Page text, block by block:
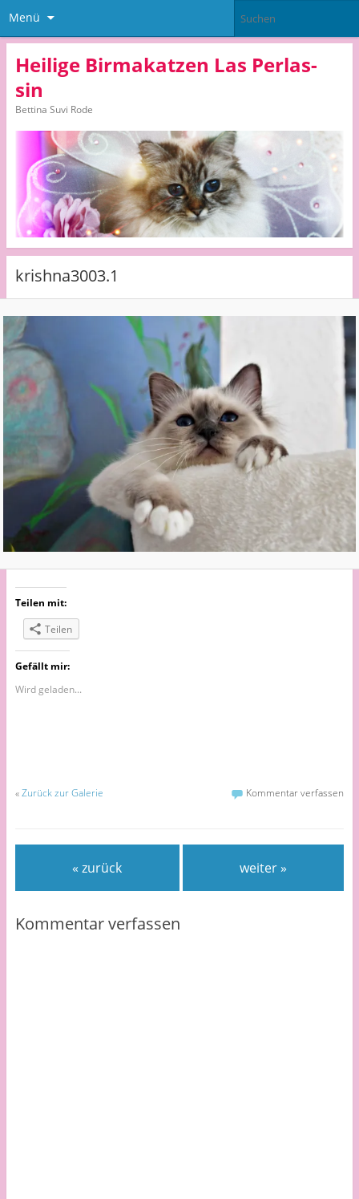
Menü
Heilige Birmakatzen Las Perlas-
sin
Bettina Suvi Rode
krishna3003.1
Teilen mit:
Teilen
Gefällt mir:
Wird geladen...
«Zurück zur Galerie Kommentar verfassen
« zurück weiter »
Kommentar verfassen